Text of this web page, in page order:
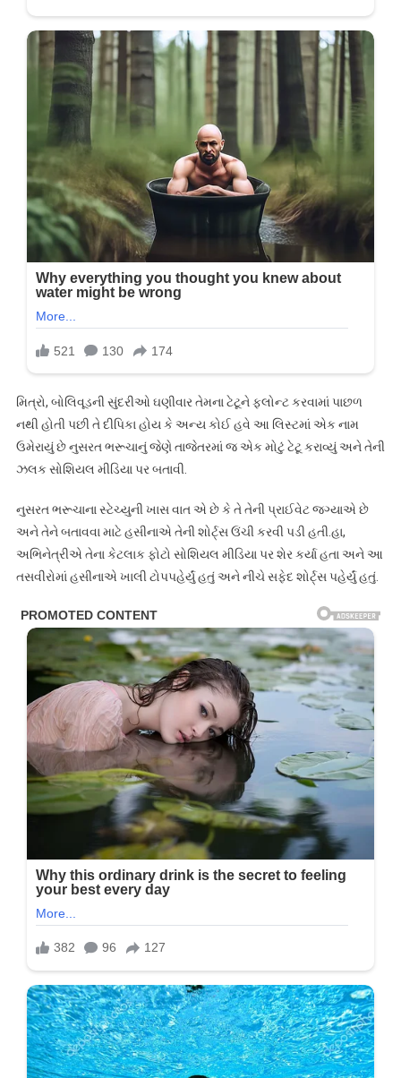
મિત્રો, બોલિવૂડની સુંદરીઓ ઘણીવાર તેમના ટેટૂને ફ્લોન્ટ કરવામાં પાછળ
નથી હોતી પછી તે દીપિકા હોય કે અન્ય કોઈ હવે આ લિસ્ટમાં એક નામ
ઉમેરાયું છે નુસરત ભરૂચાનું જેણે તાજેતરમાં જ એક મોટું ટેટૂ કરાવ્યું અને તેની
ઝલક સોશિયલ મીડિયા પર બતાવી.
નુસરત ભરૂચાના સ્ટેચ્યુની ખાસ વાત એ છે કે તે તેની પ્રાઈવેટ જગ્યાએ છે
અને તેને બતાવવા માટે હસીનાએ તેની શોર્ટ્સ ઉંચી કરવી પડી હતી.હા,
અભિનેત્રીએ તેના કેટલાક ફોટો સોશિયલ મીડિયા પર શેર કર્યા હતા અને આ
તસવીરોમાં હસીનાએ ખાલી ટોપપહેર્યું હતું અને નીચે સફેદ શોર્ટ્સ પહેર્યું હતું.